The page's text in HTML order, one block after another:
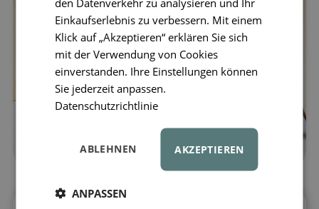
Einkaufserlebnis zu verbessern. Mit einem
Klick auf „Akzeptieren“ erklären Sie sich
mit der Verwendung von Cookies
einverstanden. Ihre Einstellungen können
Sie jederzeit anpassen.
Datenschutzrichtlinie
AKZEPTIEREN
ABLEHNEN
ANPASSEN